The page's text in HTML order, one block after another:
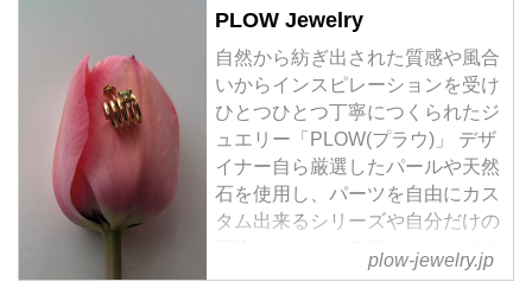
PLOW Jewelry
⾃然から紡ぎ出された質感や⾵合
いからインスピレーションを受け
ひとつひとつ丁寧につくられたジ
ュエリー「PLOW(プラウ)」 デザ
イナー⾃ら厳選したパールや天然
⽯を使⽤し、パーツを⾃由にカス
タム出来るシリーズや⾃分だけの
宝物にしたくなる様なシャープで
ナチュラルなジュエリーが揃いま
plow-jewelry.jp